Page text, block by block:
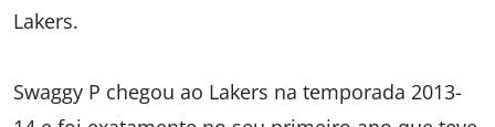
Lakers.
Swaggy P chegou ao Lakers na temporada 2013-